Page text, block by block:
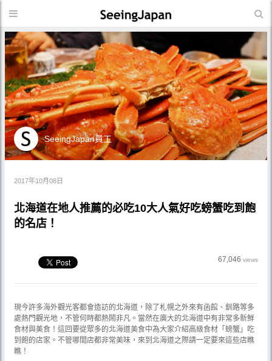
SeeingJapan員工
2017年10月08日
北海道在地人推薦的必吃10大人氣好吃螃蟹吃到飽
的名店！
67,046 views
現今許多海外觀光客都會造訪的北海道，除了札幌之外來有函館、釧路等多
處熱門觀光地，不管何時都熱鬧非凡。當然在廣大的北海道中有非常多新鮮
食材與美食！這回要從眾多的北海道美食中為大家介紹高級食材「螃蟹」吃
到飽的店家。不管哪間店都非常美味，來到北海道之際請一定要來這些店瞧
瞧！